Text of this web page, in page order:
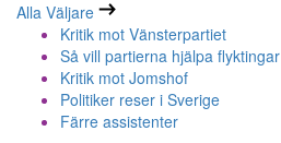
Alla Väljare
Kritik mot Vänsterpartiet
Så vill partierna hjälpa flyktingar
Kritik mot Jomshof
Politiker reser i Sverige
Färre assistenter